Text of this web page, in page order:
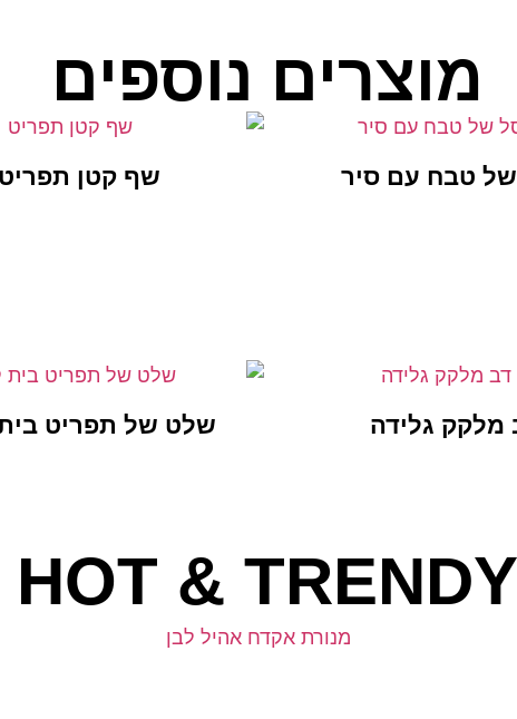
מוצרים נוספים
טבח עם סיר שף קטן תפריט
מלקק גלידה שלט של תפריט
HOT & TRENDY